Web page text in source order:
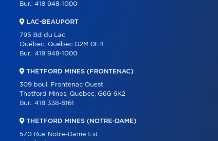
Bur.: 418 948-1000
LAC-BEAUPORT
795 Bd du Lac
Québec, Québec G2M 0E4
Bur.: 418 948-1000
THETFORD MINES (FRONTENAC)
309 boul. Frontenac Ouest
Thetford Mines, Québec, G6G 6K2
Bur.: 418 338-6161
THETFORD MINES (NOTRE-DAME)
570 Rue Notre-Dame Est